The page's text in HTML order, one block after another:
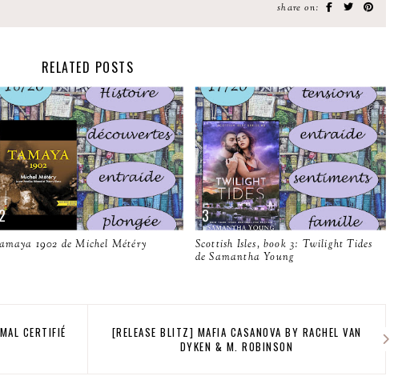
share on:
RELATED POSTS
1902 de Michel Météry
Scottish Isles, book 3: Twilight Tides
de Samantha Young
CERTIFIÉ
[RELEASE BLITZ] MAFIA CASANOVA BY RACHEL VAN
DYKEN & M. ROBINSON